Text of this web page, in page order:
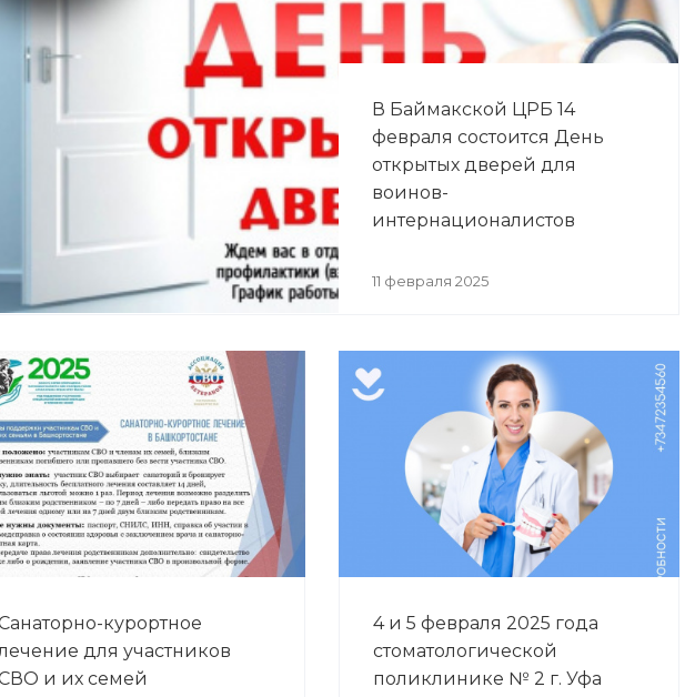
В Баймакской ЦРБ 14
февраля состоится День
открытых дверей для
воинов-
интернационалистов
11 февраля 2025
курортное
для участников
и их семей
4 и 5 февраля 2025 года
стоматологической
поликлинике № 2 г. Уфа